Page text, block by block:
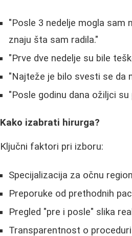
"Posle 3 nedelje mogla sam
znaju šta sam radila."
"Prve dve nedelje su bile
"Najteže je bilo svesti se da
"Posle godinu dana ožiljci su
Kako izabrati hirurga?
Ključni faktori pri izboru:
Specijalizacija za očnu
Preporuke od prethodnih
Pregled "pre i posle" slika
Transparentnost o